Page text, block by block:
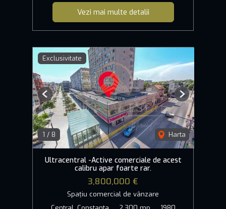
Vezi mai multe detalii
Exclusivitate
1 / 8 Harta
Previous Next
Ultracentral -Active comerciale de acest
calibru apar foarte rar.
3,800,000 €
Spațiu comercial de vânzare